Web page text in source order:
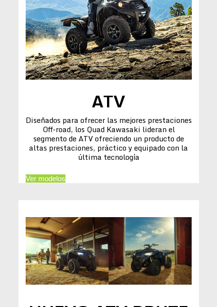
ATV
Diseñados para ofrecer las mejores prestaciones
Off-road, los Quad Kawasaki lideran el
segmento de ATV ofreciendo un producto de
altas prestaciones, práctico y equipado con la
última tecnología
Ver modelos